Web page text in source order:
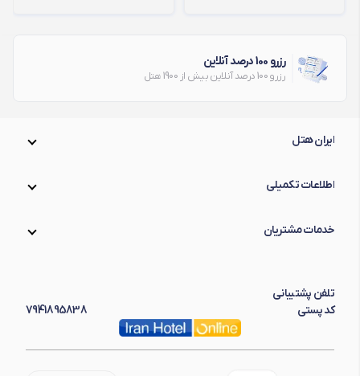
رزرو 100 درصد آنلاین
رزرو 100 درصد آنلاین بیش از 1900 هتل
ایران هتل
اطلاعات تکمیلی
خدمات مشتریان
تلفن پشتیبانی
کد پستی
7941895838